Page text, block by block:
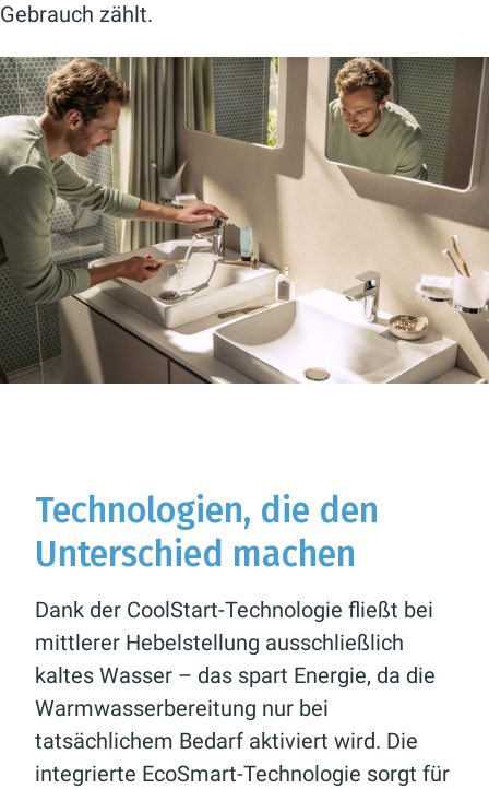
Gebrauch zählt.
Technologien, die den
Unterschied machen
Dank der CoolStart-Technologie fließt bei
mittlerer Hebelstellung ausschließlich
kaltes Wasser – das spart Energie, da die
Warmwasserbereitung nur bei
tatsächlichem Bedarf aktiviert wird. Die
integrierte EcoSmart-Technologie sorgt für